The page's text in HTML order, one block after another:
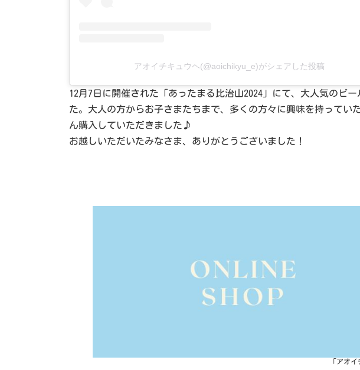
アオイチキュウヘ(@aoichikyu_e)がシェアした投稿
12月7日に開催された「あったまる比治山2024」にて、大人気のビ
た。大人の方からお子さまたちまで、多くの方々に興味を持って
ん購入していただきました♪
お越しいただいたみなさま、ありがとうございました！
「アオ